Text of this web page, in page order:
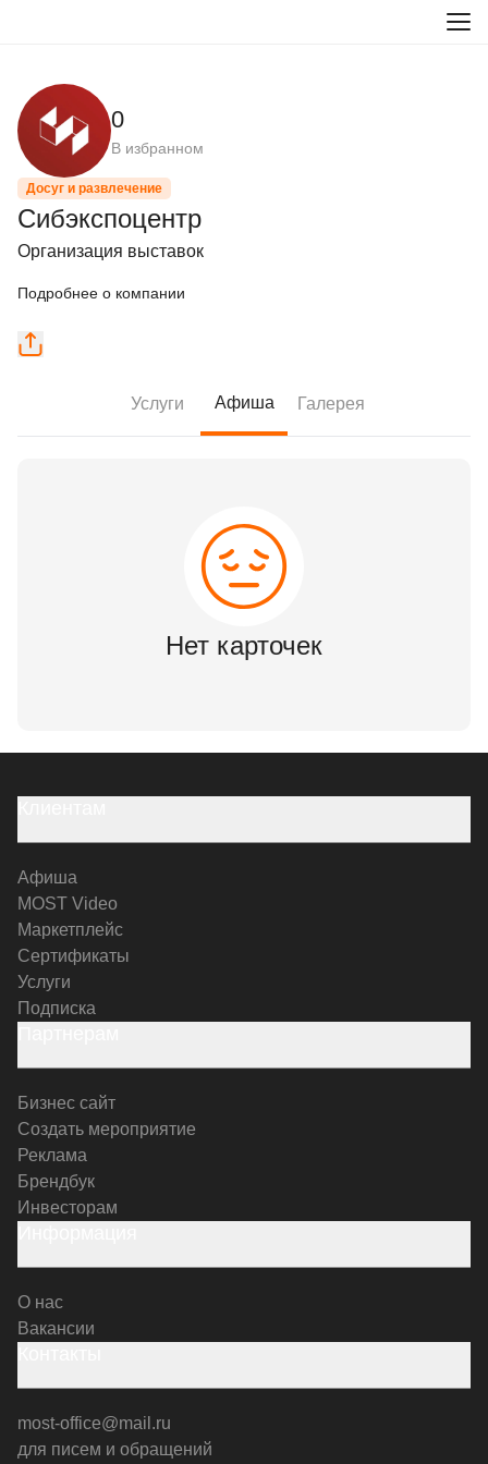
0
В избранном
Досуг и развлечение
Сибэкспоцентр
Организация выставок
Подробнее о компании
Услуги Афиша Галерея
Нет карточек
Афиша
MOST Video
Маркетплейс
Сертификаты
Услуги
Подписка
Бизнес сайт
Создать мероприятие
Реклама
Брендбук
Инвесторам
О нас
Вакансии
most-office@mail.ru
для писем и обращений